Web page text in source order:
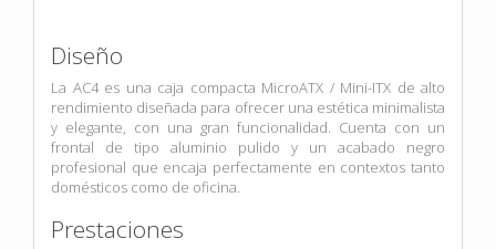
Diseño
La AC4 es una caja compacta MicroATX / Mini-ITX de alto
rendimiento diseñada para ofrecer una estética minimalista
y elegante, con una gran funcionalidad. Cuenta con un
frontal de tipo aluminio pulido y un acabado negro
profesional que encaja perfectamente en contextos tanto
domésticos como de oficina.
Prestaciones